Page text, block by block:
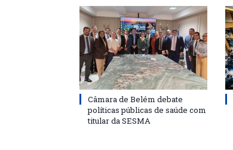
Câmara de Belém debate
políticas públicas de saúde com
titular da SESMA